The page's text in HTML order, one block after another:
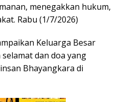
menegakkan hukum,
Rabu (1/7/2026)
Keluarga Besar
dan doa yang
Bhayangkara di